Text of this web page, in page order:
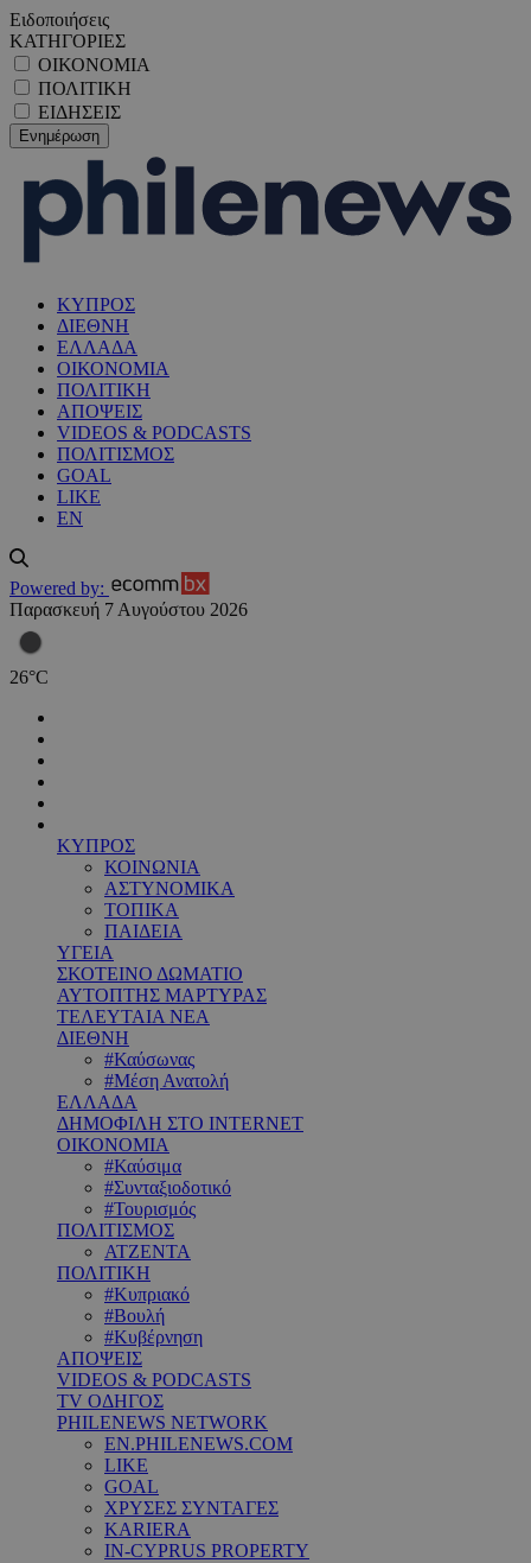
Ειδοποιήσεις
ΚΑΤΗΓΟΡΙΕΣ
ΟΙΚΟΝΟΜΙΑ
ΠΟΛΙΤΙΚΗ
ΕΙΔΗΣΕΙΣ
ΚΥΠΡΟΣ
ΔΙΕΘΝΗ
ΕΛΛΑΔΑ
ΟΙΚΟΝΟΜΙΑ
ΠΟΛΙΤΙΚΗ
ΑΠΟΨΕΙΣ
VIDEOS & PODCASTS
ΠΟΛΙΤΙΣΜΟΣ
GOAL
LIKE
EN
Powered by:
Παρασκευή 7 Αυγούστου 2026
26°C
ΚΥΠΡΟΣ
ΚΟΙΝΩΝΙΑ
ΑΣΤΥΝΟΜΙΚΑ
ΤΟΠΙΚΑ
ΠΑΙΔΕΙΑ
ΥΓΕΙΑ
ΣΚΟΤΕΙΝΟ ΔΩΜΑΤΙΟ
ΑΥΤΟΠΤΗΣ ΜΑΡΤΥΡΑΣ
ΤΕΛΕΥΤΑΙΑ ΝΕΑ
ΔΙΕΘΝΗ
#Καύσωνας
#Μέση Ανατολή
ΕΛΛΑΔΑ
ΔΗΜΟΦΙΛΗ ΣΤΟ INTERNET
ΟΙΚΟΝΟΜΙΑ
#Καύσιμα
#Συνταξιοδοτικό
#Τουρισμός
ΠΟΛΙΤΙΣΜΟΣ
ΑΤΖΕΝΤΑ
ΠΟΛΙΤΙΚΗ
#Κυπριακό
#Βουλή
#Κυβέρνηση
ΑΠΟΨΕΙΣ
VIDEOS & PODCASTS
TV ΟΔΗΓΟΣ
PHILENEWS NETWORK
EN.PHILENEWS.COM
LIKE
GOAL
ΧΡΥΣΕΣ ΣΥΝΤΑΓΕΣ
KARIERA
IN-CYPRUS PROPERTY